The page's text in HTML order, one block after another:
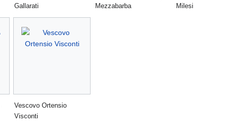
Gallarati
Mezzabarba
Milesi
Vescovo Ortensio
Visconti